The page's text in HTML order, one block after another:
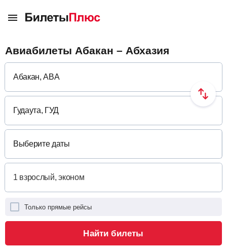
Авиабилеты Абакан – Абхазия
Выберите даты
Только прямые рейсы
Найти билеты